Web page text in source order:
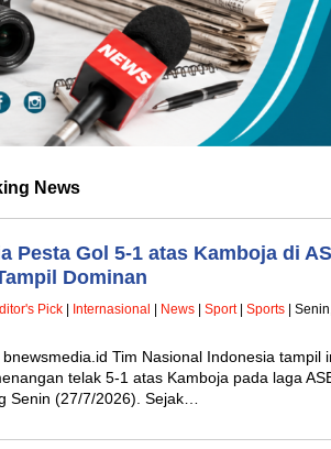
News
Pesta Gol 5-1 atas Kamboja di
Dominan
Pick Internasional News Sport| Sports |
bnewsmedia.id Tim Nasional Indonesia tampil
telak 5-1 atas Kamboja pada laga
Senin (27/7/2026). Sejak…